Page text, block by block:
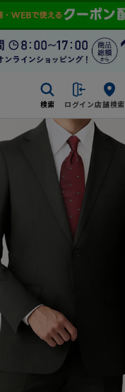
検索 ログイン店舗検索